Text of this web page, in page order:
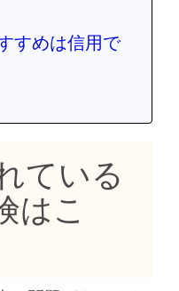
すめは信用で
ている
はこ